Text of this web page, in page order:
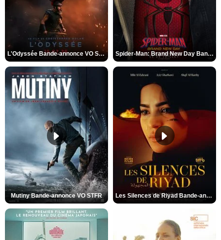
L'Odyssée Bande-annonce VO STFR Spider-Man: Brand New Day Bande-annonce VO STFR
Mutiny Bande-annonce VO STFR Les Silences de Riyad Bande-annonce VO STFR